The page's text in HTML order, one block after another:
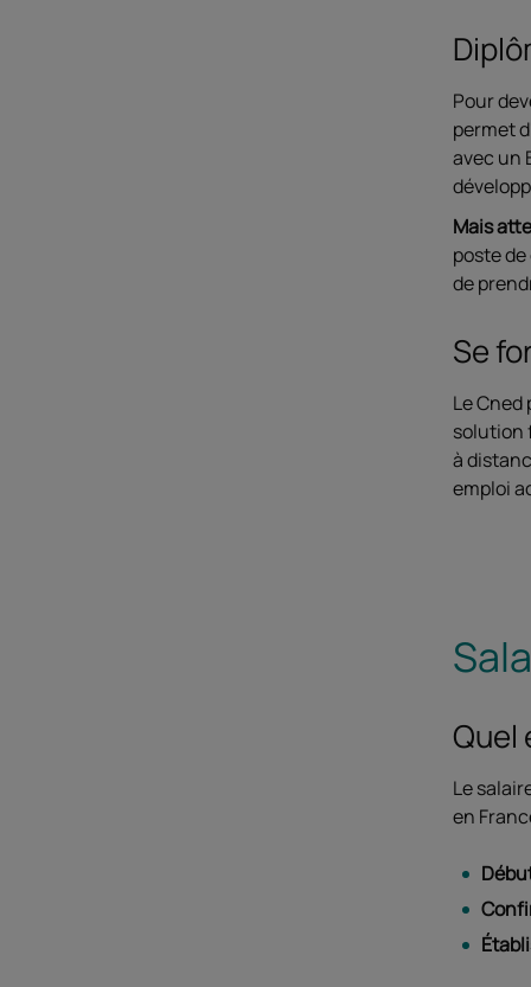
Pour
permet
avec un
Mais
poste
de
Se
Le
solution
à
emploi
Quel
Le
en